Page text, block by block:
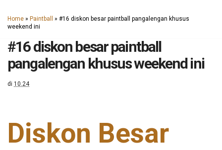
Home » Paintball » #16 diskon besar paintball pangalengan khusus
weekend ini
#16 diskon besar paintball
pangalengan khusus weekend ini
di 10.24
Diskon Besar